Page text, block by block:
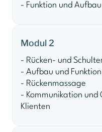
- Funktion und
Modul 2
- Rücken- und
- Aufbau und
- Rückenmassage
- Kommunikation
Klienten